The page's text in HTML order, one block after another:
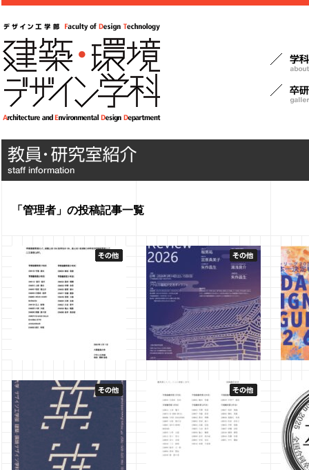
「管理者」の投稿記事一覧
築・環境デザイン学科】
2026年5月24日 管理者
いて菖蒲田有希さん（吉原
研究室）が全国60選に入選
しました。
2026年3月18日 管理者
ん（
100
2026